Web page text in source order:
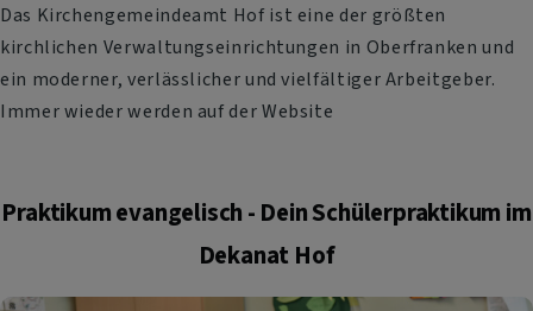
Das Kirchengemeindeamt Hof ist eine der größten
kirchlichen Verwaltungseinrichtungen in Oberfranken und
ein moderner, verlässlicher und vielfältiger Arbeitgeber.
Immer wieder werden auf der Website
Praktikum evangelisch - Dein Schülerpraktikum im
Dekanat Hof